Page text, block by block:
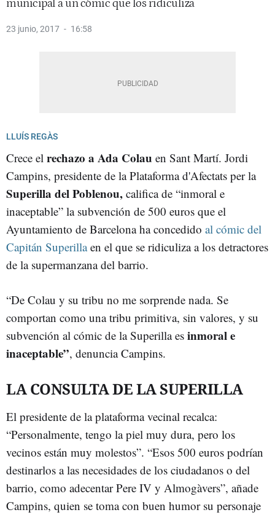
municipal a un cómic que los ridiculiza
23 junio, 2017 16:58
LLUÍS REGÀS
Crece el rechazo a Ada Colau en Sant Martí. Jordi
Campins, presidente de la Plataforma d'Afectats per la
Superilla del Poblenou, califica de “inmoral e
inaceptable” la subvención de 500 euros que el
Ayuntamiento de Barcelona ha concedido al cómic del
Capitán Superillaen el que se ridiculiza a los detractores
de la supermanzana del barrio.
“De Colau y su tribu no me sorprende nada. Se
comportan como una tribu primitiva, sin valores, y su
subvención al cómic de la Superilla es inmoral e
inaceptable”, denuncia Campins.
LA CONSULTA DE LA SUPERILLA
El presidente de la plataforma vecinal recalca:
“Personalmente, tengo la piel muy dura, pero los
vecinos están muy molestos”. “Esos 500 euros podrían
destinarlos a las necesidades de los ciudadanos o del
barrio, como adecentar Pere IV y Almogàvers”, añade
Campins, quien se toma con buen humor su personaje